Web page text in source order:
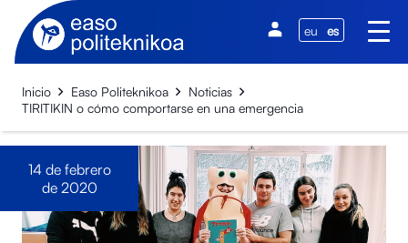
eu es
Inicio Easo Politeknikoa
Noticias
TIRITIKIN o cómo comportarse en una emergencia
14 de febrero
de 2020